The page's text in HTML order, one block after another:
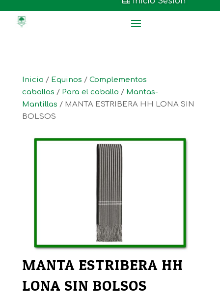
Inicio / Equinos / Complementos
caballos / Para el caballo / Mantas-
Mantillas / MANTA ESTRIBERA HH LONA SIN
BOLSOS
MANTA ESTRIBERA HH
LONA SIN BOLSOS